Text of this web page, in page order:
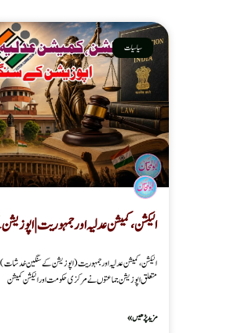
سیاسیات
الیکشن، کمیشن عدلیہ اور جمہوریت |
الیکشن، کمیشن عدلیہ اور جمہوریت (اپوزیشن کے سنگین
متعلق اپوزیشن جماعتوں نے مرکزی حکومت اور الیکشن کمیشن
مزید پڑھیں »